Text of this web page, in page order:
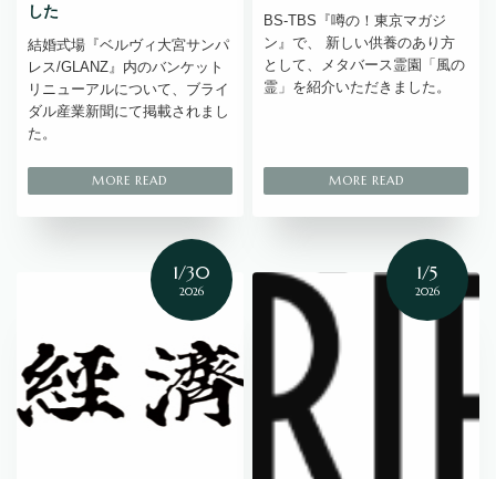
した
結婚式場『ベルヴィ大宮サンパ
レス/GLANZ』内のバンケット
リニューアルについて、ブライ
ダル産業新聞にて掲載されまし
た。
BS-TBS『噂の！東京マガジ
ン』で、 新しい供養のあり方
として、メタバース霊園「風の
霊」を紹介いただきました。
1/30
2026
1/5
2026